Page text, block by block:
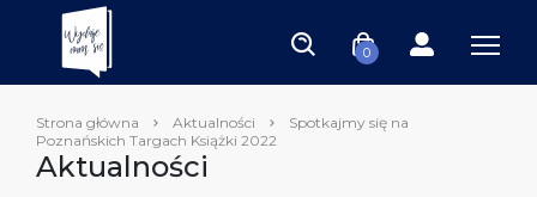
0
Strona główna Aktualności
Spotkajmy się na
Poznańskich Targach Książki 2022
Aktualności